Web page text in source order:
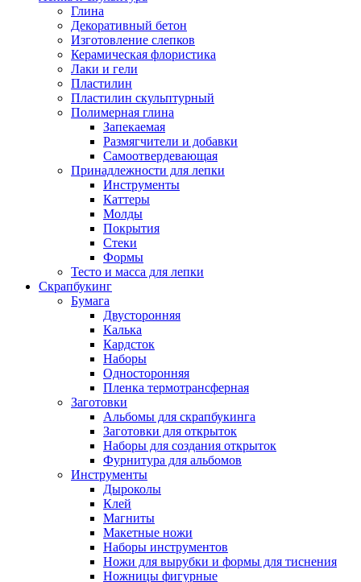
Глина
Декоративный бетон
Изготовление слепков
Керамическая флористика
Лаки и гели
Пластилин
Пластилин скульптурный
Полимерная глина
Запекаемая
Размягчители и добавки
Самоотвердевающая
Принадлежности для лепки
Инструменты
Каттеры
Молды
Покрытия
Стеки
Формы
Тесто и масса для лепки
Скрапбукинг
Бумага
Двусторонняя
Калька
Кардсток
Наборы
Односторонняя
Пленка термотрансферная
Заготовки
Альбомы для скрапбукинга
Заготовки для открыток
Наборы для создания открыток
Фурнитура для альбомов
Инструменты
Дыроколы
Клей
Магниты
Макетные ножи
Наборы инструментов
Ножи для вырубки и формы для тиснения
Ножницы фигурные